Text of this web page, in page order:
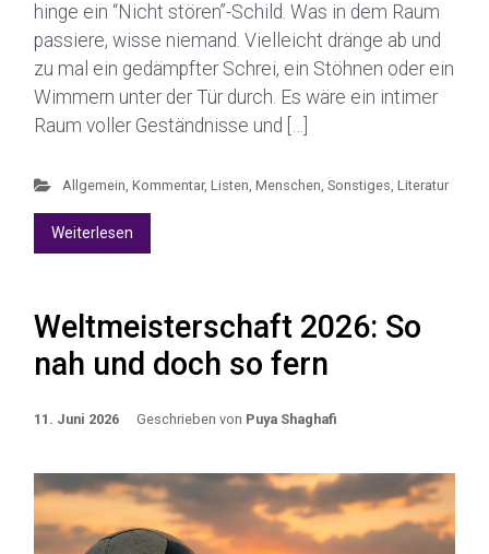
hinge ein “Nicht stören”-Schild. Was in dem Raum
passiere, wisse niemand. Vielleicht dränge ab und
zu mal ein gedämpfter Schrei, ein Stöhnen oder ein
Wimmern unter der Tür durch. Es wäre ein intimer
Raum voller Geständnisse und […]
Allgemein Kommentar, Listen, Menschen, Sonstiges Literatur
Weiterlesen
Weltmeisterschaft 2026: So
nah und doch so fern
11. Juni 2026 Geschrieben von Puya Shaghafi